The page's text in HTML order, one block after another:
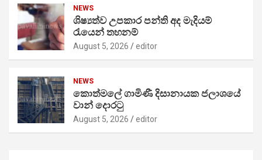
NEWS
ශිෂ්‍යත්ව උපකාර පන්ති අද මැදියම්
රැයෙන් තහනම්
August 5, 2026 editor
NEWS
කොත්මලේ ගාමිණී දිසානායක ජලාශයේ
වාන් දොරටු
August 5, 2026 editor